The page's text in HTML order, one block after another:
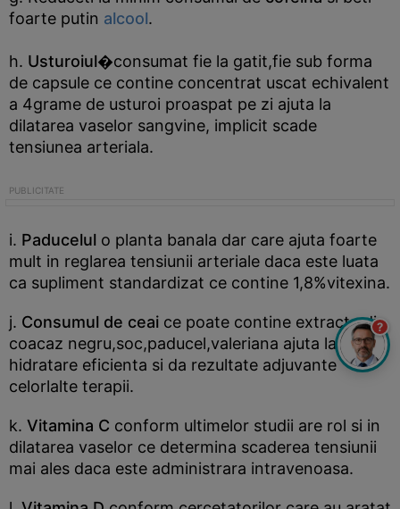
foarte putin alcool.
h. Usturoiul�consumat fie la gatit,fie sub forma
de capsule ce contine concentrat uscat echivalent
a 4grame de usturoi proaspat pe zi ajuta la
dilatarea vaselor sangvine, implicit scade
tensiunea arteriala.
i. Paducelul o planta banala dar care ajuta foarte
mult in reglarea tensiunii arteriale daca este luata
ca supliment standardizat ce contine 1,8%vitexina.
j. Consumul de ceai ce poate contine extracte din
coacaz negru,soc,paducel,valeriana ajuta la o
hidratare eficienta si da rezultate adjuvante
celorlalte terapii.
k. Vitamina C conform ultimelor studii are rol si in
dilatarea vaselor ce determina scaderea tensiunii
mai ales daca este administrara intravenoasa.
?